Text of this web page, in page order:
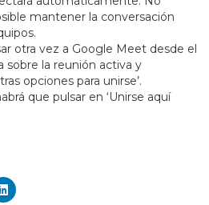
mantener la conversación
otra vez a Google Meet desde el
sobre la reunión activa y
opciones para unirse’.
que pulsar en ‘Unirse aquí